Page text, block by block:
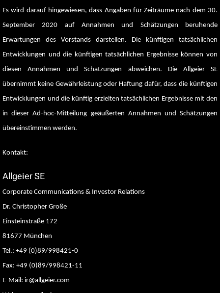
Es wird darauf hingewiesen, dass Angaben für Zeiträume nach dem 30.
September 2020 auf Annahmen und Schätzungen beruhende
Erwartungen des Vorstands darstellen. Die künftigen tatsächlichen
Entwicklungen und die künftigen tatsächlichen Ergebnisse können von
diesen Annahmen und Schätzungen abweichen. Die Allgeier SE
übernimmt keine Gewährleistung oder Haftung dafür, dass die künftigen
Entwicklungen und die künftig erzielten tatsächlichen Ergebnisse mit den
in dieser Ad-hoc-Mitteilung geäußerten Annahmen und Schätzungen
übereinstimmen werden.
Kontakt:
Allgeier SE
Corporate Communications & Investor Relations
Dr. Christopher Große
Einsteinstraße 172
81677 München
Tel.: +49 (0)89/998421-0
Fax: +49 (0)89/998421-11
E-Mail: ir@allgeier.com